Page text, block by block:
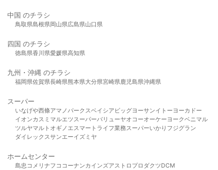
中国 のチラシ
鳥取県島根県岡山県広島県山口県
四国 のチラシ
徳島県香川県愛媛県高知県
九州・沖縄 のチラシ
福岡県佐賀県長崎県熊本県大分県宮崎県鹿児島県沖縄県
スーパー
いなげや西條アマノパークスベイシア ビッグヨーサンイトーヨーカドー
イオンカスミ マルエツスーパーバリューヤオコーオーケー ヨークベニマル
ツルヤマルト オギノ エスマート ライフ業務スーパーいかり フジグラン
ダイレックスサンエーイズミヤ
ホームセンター
島忠 コメリ ナフコ コーナンカインズアストロプロダクツDCM